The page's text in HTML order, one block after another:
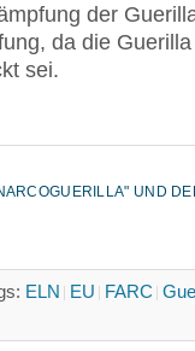
der
da die
sei.
UND
ELN EU FARC